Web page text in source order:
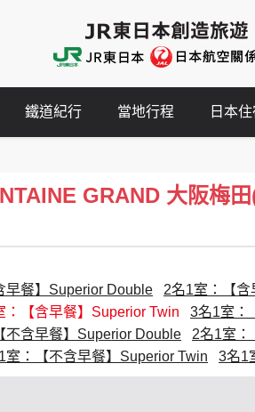
鐵道紀行 當地行程 日本
GRAND 大阪梅
早餐】Superior Double
2名1室：【含
：【含早餐】Superior Twin
3名1室：
不含早餐】Superior Double
2名1室：
室：【不含早餐】Superior Twin 3名1